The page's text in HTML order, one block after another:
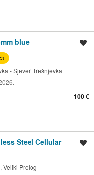
blue
- Sjever, Trešnjevka
100 €
Steel Cellular
Veliki Prolog